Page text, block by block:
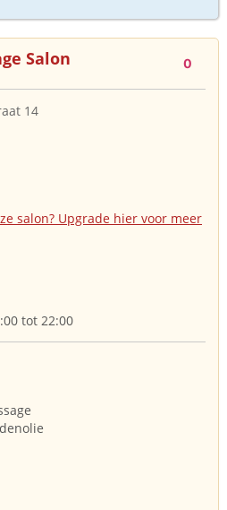
Salon 0
14
salon? Upgrade hier voor meer
tot 22:00